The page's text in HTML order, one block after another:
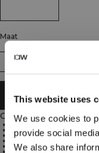
This website uses
We use cookies to
provide social
We also share
Maat
XS
AAN
Omschrijving
77% nylon, 23% elastaan
SWEATTECH™
Hoge taille met elastiek
Scrunch detail op de
Telefoonzak aan de